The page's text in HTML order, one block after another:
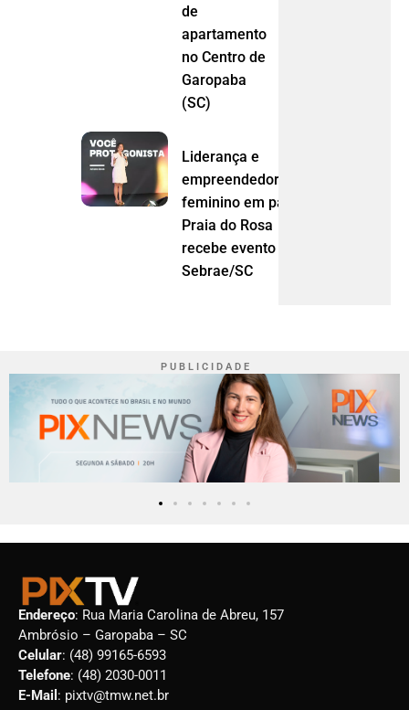
de
apartamento
no Centro de
Garopaba
(SC)
Liderança e
empreendedorismo
feminino em pauta:
Praia do Rosa
recebe evento do
Sebrae/SC
P U B L I C I D A D E
Endereço: Rua Maria Carolina de Abreu, 157
Ambrósio – Garopaba – SC
Celular: (48) 99165-6593
Telefone: (48) 2030-0011
E-Mail : pixtv@tmw.net.br